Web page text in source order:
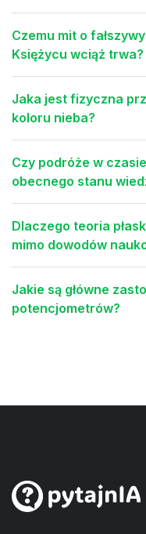
Czemu mit o
Księżycu wciąż trwa?
Jaka jest fizyczna
koloru nieba?
Czy podróże w
obecnego stanu
Dlaczego teoria
mimo dowodów
Jakie są główne
potencjometrów?